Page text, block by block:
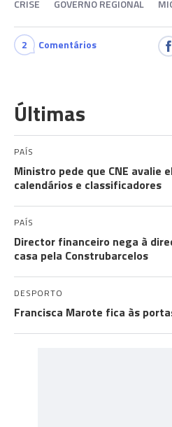
CRISE GOVERNO REGIONAL
2 Comentários
Últimas
PAÍS
Ministro pede que CNE avalie
calendários e classificadores
PAÍS
Director financeiro nega à
casa pela Construbarcelos
DESPORTO
Francisca Marote fica às